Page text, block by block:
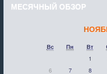
МЕСЯЧНЫЙ ОБЗОР
Вс Пн Вт
1
6
7 8